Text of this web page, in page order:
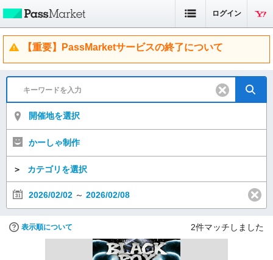
ログイン
【重要】PassMarketサービスの終了について
開催地を選択
かーしゃ制作
＞ カテゴリを選択
2026/02/02 ～ 2026/02/08
表示順について 2件マッチしました